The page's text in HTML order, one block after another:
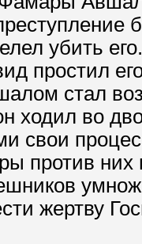
убить
простил
стал
ходил во
свои
против
жертву